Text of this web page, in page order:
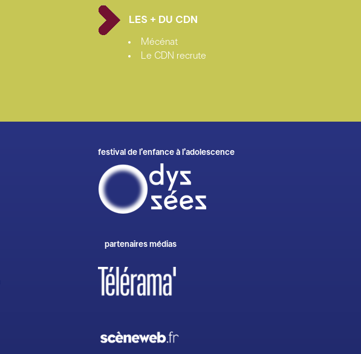
LES + DU CDN
Mécénat
Le CDN recrute
festival de l’enfance à l’adolescence
partenaires médias